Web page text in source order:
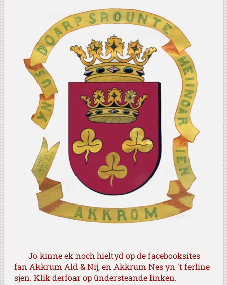
Jo kinne ek noch hieltyd op de facebooksites
fan Akkrum Ald & Nij, en Akkrum Nes yn 't ferline
sjen. Klik derfoar op ûndersteande linken.